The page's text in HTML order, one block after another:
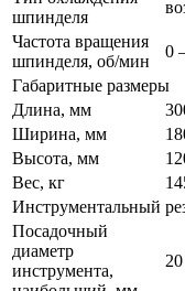
шпинделя
Частота вращения
шпинделя, об/мин
0
Габаритные размеры
Длина, мм
Ширина, мм
Высота, мм
Вес, кг
Инструментальный
Посадочный
диаметр
инструмента,
20